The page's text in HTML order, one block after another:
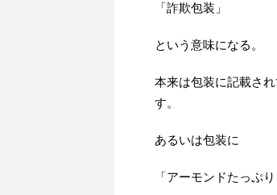
「詐欺包装」
という意味になる。
本来は包装に記載さ
す。
あるいは包装に
「アーモンドたっぷり